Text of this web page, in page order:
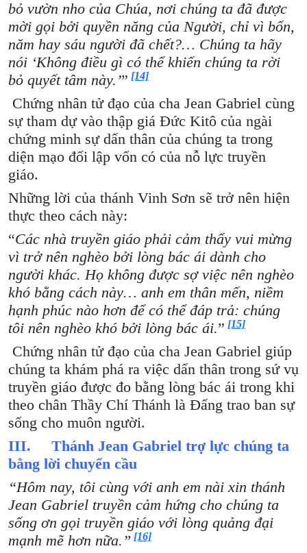
bỏ vườn nho của Chúa, nơi chúng ta đã được
mời gọi bởi quyền năng của Người, chỉ vì bốn,
năm hay sáu người đã chết?… Chúng ta hãy
nói ‘Không điều gì có thể khiến chúng ta rời
bỏ quyết tâm này.’” [14]
Chứng nhân tử đạo của cha Jean Gabriel cùng
sự tham dự vào thập giá Đức Kitô của ngài
chứng minh sự dấn thân của chúng ta trong
diện mạo đối lập vốn có của nỗ lực truyền
giáo.
Những lời của thánh Vinh Sơn sẽ trở nên hiện
thực theo cách này:
“Các nhà truyền giáo phải cảm thấy vui mừng
vì trở nên nghèo bởi lòng bác ái dành cho
người khác. Họ không được sợ việc nên nghèo
khó bằng cách này… anh em thân mến, niềm
hạnh phúc nào hơn để có thể đáp trả: chúng
tôi nên nghèo khó bởi lòng bác ái.” [15]
Chứng nhân tử đạo của cha Jean Gabriel giúp
chúng ta khám phá ra việc dấn thân trong sứ vụ
truyền giáo được đo bằng lòng bác ái trong khi
theo chân Thầy Chí Thánh là Đấng trao ban sự
sống cho muôn người.
III. Thánh Jean Gabriel trợ lực chúng ta
bằng lời chuyển cầu
“Hôm nay, tôi cùng với anh em nài xin thánh
Jean Gabriel truyền cảm hứng cho chúng ta
sống ơn gọi truyền giáo với lòng quảng đại
mạnh mẽ hơn nữa.” [16]